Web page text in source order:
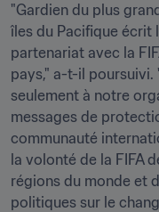
"Gardien du plus
îles du Pacifique écrit
partenariat avec la
pays," a-t-il
seulement à notre
messages de
communauté
la volonté de la FIFA
régions du monde et
politiques sur le